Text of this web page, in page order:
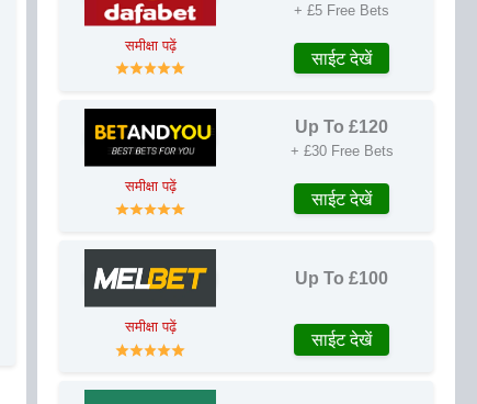
+ £5 Free Bets
समीक्षा पढ़ें
साईट देखें
Up To £120
+ £30 Free Bets
समीक्षा पढ़ें
साईट देखें
Up To £100
समीक्षा पढ़ें
साईट देखें